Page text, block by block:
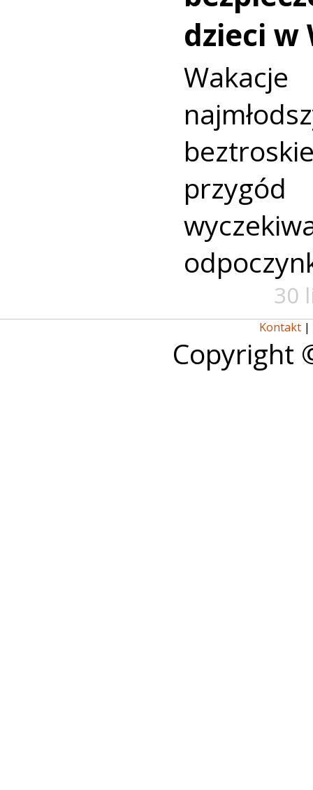
dzieci w
30
Kontakt |
Copyright